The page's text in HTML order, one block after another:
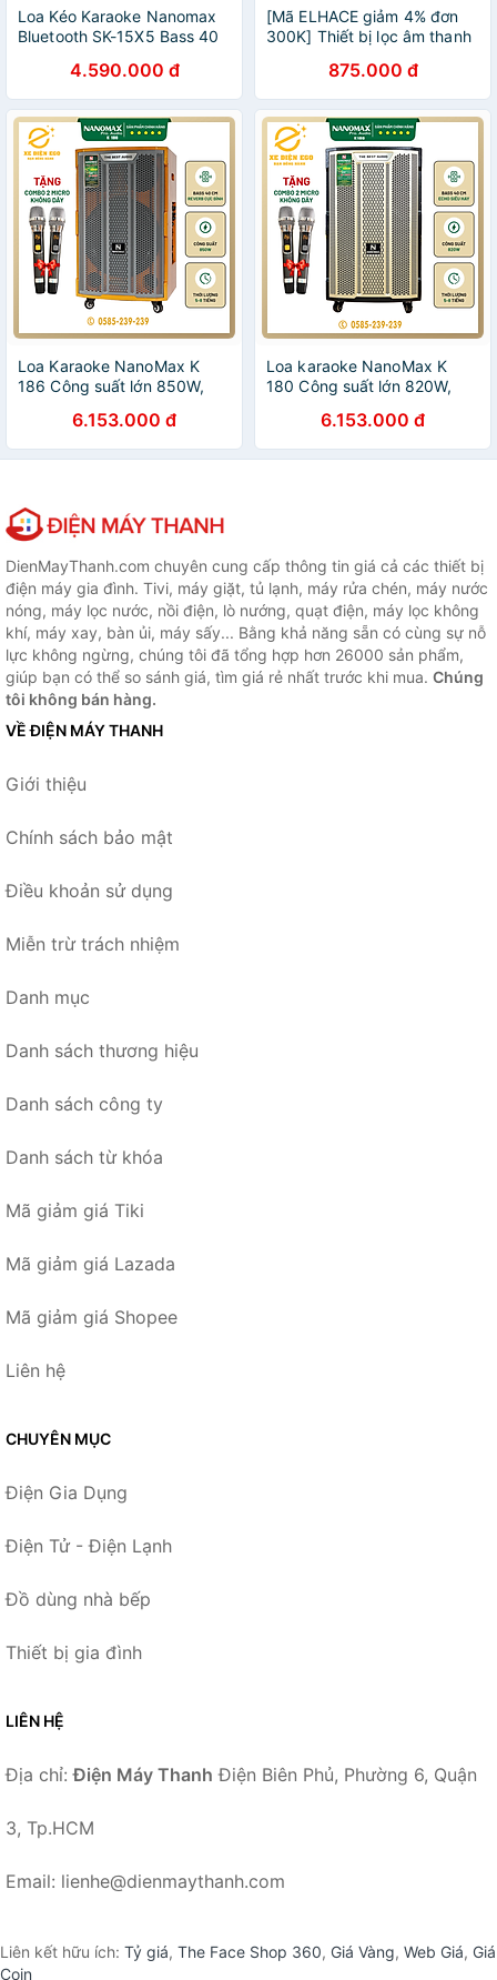
Loa Kéo Karaoke Nanomax
Bluetooth SK-15X5 Bass 40
Thẻ Nhớ Công Suất 620w
Có Bánh Xe Cao Cấp
4.590.000 đ
[Mã ELHACE giảm 4% đơn
300K] Thiết bị lọc âm thanh
chính hãng875.000 đ
Loa Karaoke NanoMax K
186 Công suất lớn 850W,
Tặng 2 micro UHF cao cấp -
Hàng Chính Hãng
6.153.000 đ
Loa karaoke NanoMax K
180 Công suất lớn 820W,
Bluetooth Tặng 2 micro UHF
cao cấp - Hàng Chính Hãng
6.153.000 đ
DienMayThanh.com chuyên cung cấp thông tin giá cả các thiết bị
điện máy gia đình. Tivi, máy giặt, tủ lạnh, máy rửa chén, máy nước
nóng, máy lọc nước, nồi điện, lò nướng, quạt điện, máy lọc không
khí, máy xay, bàn ủi, máy sấy... Bằng khả năng sẵn có cùng sự nỗ
lực không ngừng, chúng tôi đã tổng hợp hơn 26000 sản phẩm,
giúp bạn có thể so sánh giá, tìm giá rẻ nhất trước khi mua. Chúng
tôi không bán hàng.
VỀ ĐIỆN MÁY THANH
Giới thiệu
Chính sách bảo mật
Điều khoản sử dụng
Miễn trừ trách nhiệm
Danh mục
Danh sách thương hiệu
Danh sách công ty
Danh sách từ khóa
Mã giảm giá Tiki
Mã giảm giá Lazada
Mã giảm giá Shopee
Liên hệ
CHUYÊN MỤC
Điện Gia Dụng
Điện Tử - Điện Lạnh
Đồ dùng nhà bếp
Thiết bị gia đình
LIÊN HỆ
Địa chỉ:Điện Máy Thanh Điện Biên Phủ, Phường 6, Quận
3, Tp.HCM
Email: lienhe@dienmaythanh.com
Liên kết hữu ích: Tỷ giá, The Face Shop 360, Giá Vàng, Web Giá, Giá
Coin